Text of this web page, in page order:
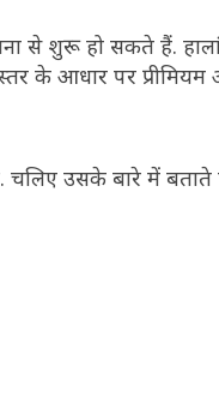
से शुरू हो सकते हैं.
के आधार पर
चलिए उसके बारे में बताते